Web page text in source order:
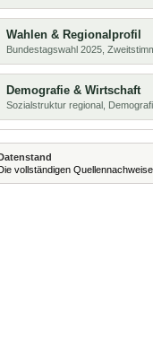
Wahlen & Regionalprofil
Bundestagswahl 2025,
Demografie & Wirtschaft
Sozialstruktur regional,
vollständigen